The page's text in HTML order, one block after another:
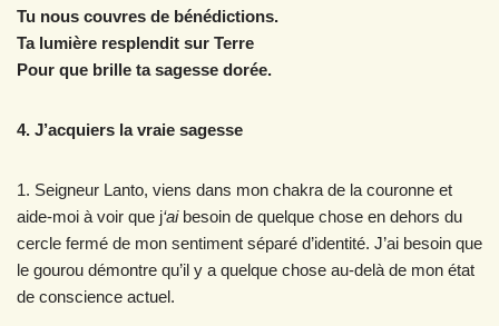
Tu nous couvres de bénédictions.
Ta lumière resplendit sur Terre
Pour que brille ta sagesse dorée.
4. J’acquiers la vraie sagesse
1. Seigneur Lanto, viens dans mon chakra de la couronne et
aide-moi à voir que j‘ai besoin de quelque chose en dehors du
cercle fermé de mon sentiment séparé d’identité. J’ai besoin que
le gourou démontre qu’il y a quelque chose au-delà de mon état
de conscience actuel.